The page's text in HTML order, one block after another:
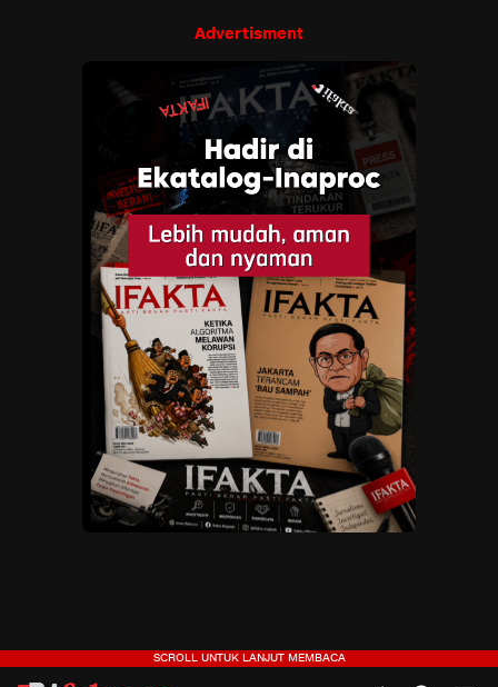
Advertisment